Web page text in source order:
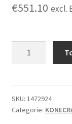
€551.10 excl.
aantal
SKU: 1472924
Categorie: